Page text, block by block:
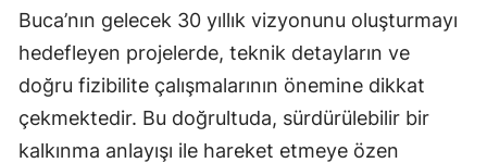
Buca’nın gelecek 30 yıllık vizyonunu oluşturmayı
hedefleyen projelerde, teknik detayların ve
doğru fizibilite çalışmalarının önemine dikkat
çekmektedir. Bu doğrultuda, sürdürülebilir bir
kalkınma anlayışı ile hareket etmeye özen